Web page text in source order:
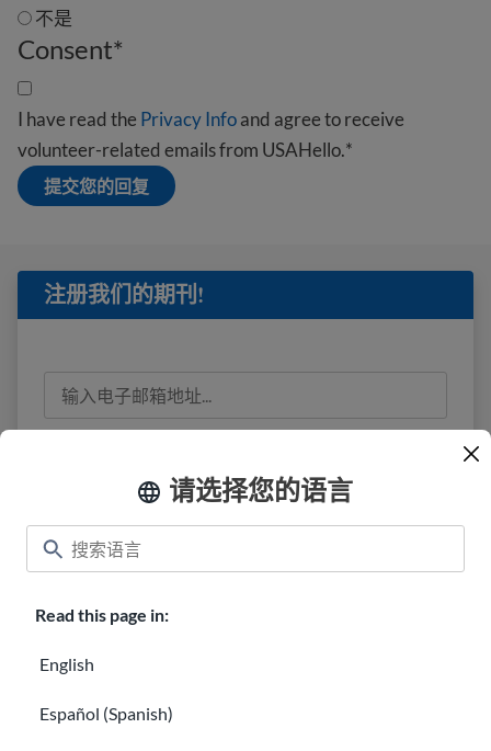
请选择您的语言
Read this page in:
English
Español (Spanish)
不是
Consent*
I have read the Privacy Infoand agree to receive
volunteer-related emails from USAHello.*
提交您的回复
注册我们的期刊!